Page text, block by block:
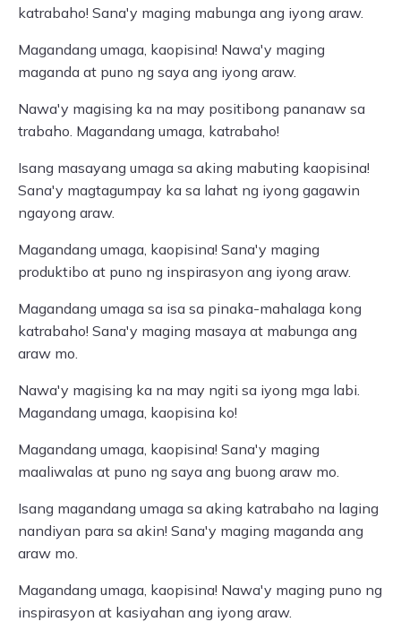
katrabaho! Sana'y maging mabunga ang iyong araw.
Magandang umaga, kaopisina! Nawa'y maging
maganda at puno ng saya ang iyong araw.
Nawa'y magising ka na may positibong pananaw sa
trabaho. Magandang umaga, katrabaho!
Isang masayang umaga sa aking mabuting kaopisina!
Sana'y magtagumpay ka sa lahat ng iyong gagawin
ngayong araw.
Magandang umaga, kaopisina! Sana'y maging
produktibo at puno ng inspirasyon ang iyong araw.
Magandang umaga sa isa sa pinaka-mahalaga kong
katrabaho! Sana'y maging masaya at mabunga ang
araw mo.
Nawa'y magising ka na may ngiti sa iyong mga labi.
Magandang umaga, kaopisina ko!
Magandang umaga, kaopisina! Sana'y maging
maaliwalas at puno ng saya ang buong araw mo.
Isang magandang umaga sa aking katrabaho na laging
nandiyan para sa akin! Sana'y maging maganda ang
araw mo.
Magandang umaga, kaopisina! Nawa'y maging puno ng
inspirasyon at kasiyahan ang iyong araw.